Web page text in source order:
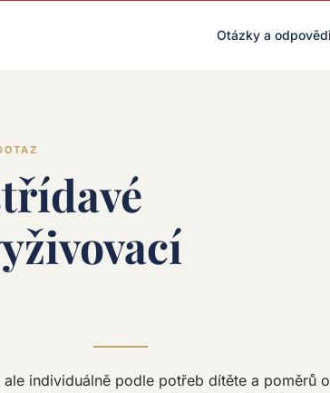
Otázky a odpovědi
individuálně podle potřeb dítěte a poměrů